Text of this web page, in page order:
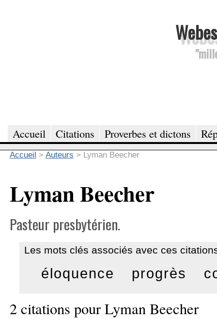
Accueil Citations Proverbes et dictons
Accueil > Auteurs > Lyman Beecher
Lyman Beecher
Pasteur presbytérien.
Les mots clés associés avec ces
éloquence progrès
2 citations pour Lyman Beecher